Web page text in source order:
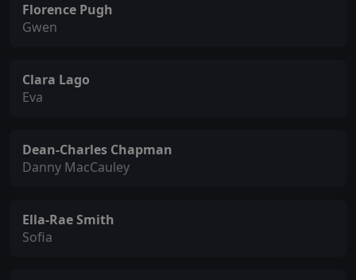
Florence Pugh
Gwen
Clara Lago
Eva
Dean-Charles Chapman
Danny MacCauley
Ella-Rae Smith
Sofia